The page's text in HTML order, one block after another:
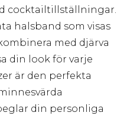
cocktailtillställningar.
halsband som visas
med djärva
din look för varje
är den perfekta
din personliga